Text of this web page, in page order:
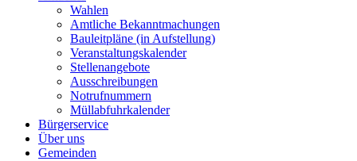
Wahlen
Amtliche Bekanntmachungen
Bauleitpläne (in Aufstellung)
Veranstaltungskalender
Stellenangebote
Ausschreibungen
Notrufnummern
Müllabfuhrkalender
Bürgerservice
Über uns
Gemeinden